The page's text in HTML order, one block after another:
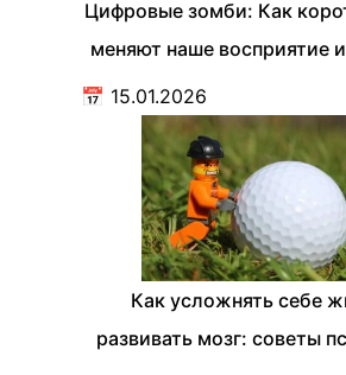
Цифровые зомби: Как
меняют наше восприятие
📅 15.01.2026
Как усложнять себе
развивать мозг: советы